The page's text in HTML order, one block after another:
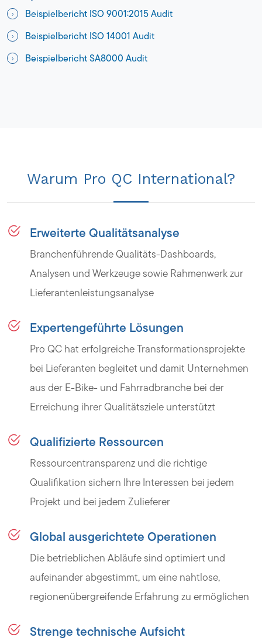
Beispielbericht ISO 9001:2015 Audit
Beispielbericht ISO 14001 Audit
Beispielbericht SA8000 Audit
Warum Pro QC International?
Erweiterte Qualitätsanalyse
Branchenführende Qualitäts-Dashboards,
Analysen und Werkzeuge sowie Rahmenwerk zur
Lieferantenleistungsanalyse
Expertengeführte Lösungen
Pro QC hat erfolgreiche Transformationsprojekte
bei Lieferanten begleitet und damit Unternehmen
aus der E-Bike- und Fahrradbranche bei der
Erreichung ihrer Qualitätsziele unterstützt
Qualifizierte Ressourcen
Ressourcentransparenz und die richtige
Qualifikation sichern Ihre Interessen bei jedem
Projekt und bei jedem Zulieferer
Global ausgerichtete Operationen
Die betrieblichen Abläufe sind optimiert und
aufeinander abgestimmt, um eine nahtlose,
regionenübergreifende Erfahrung zu ermöglichen
Strenge technische Aufsicht